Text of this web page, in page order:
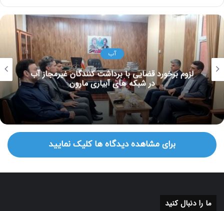
آب
لزوم برخورد قضایی با برداشت کنندگان غیرمجاز آب
در شبکه های آبیاری مارون
برای مشاهده دیدگاه ها کلیک نمایید
ما را دنبال کنید